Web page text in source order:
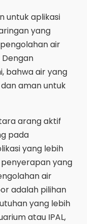
untuk aplikasi
yang
air
bahwa air yang
aman untuk
arang aktif
pada
yang lebih
yang
air
adalah pilihan
yang lebih
atau IPAL,